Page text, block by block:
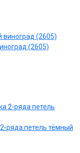
(2605)
ряда петель тёмный